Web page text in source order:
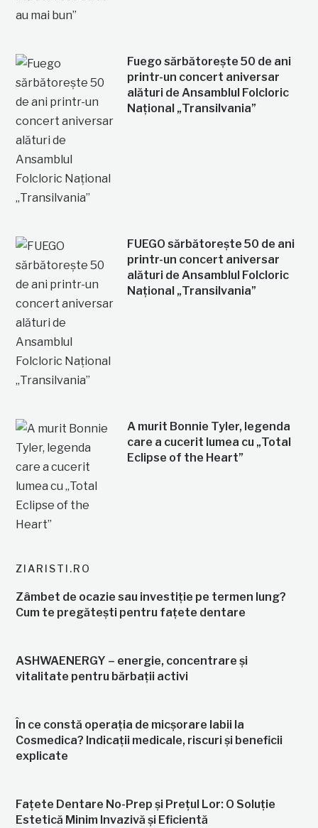
Fuego sărbătorește 50 de ani
printr-un concert aniversar
alături de Ansamblul Folcloric
Național „Transilvania”
FUEGO sărbătorește 50 de ani
printr-un concert aniversar
alături de Ansamblul Folcloric
Național „Transilvania”
A murit Bonnie Tyler, legenda
care a cucerit lumea cu „Total
Eclipse of the Heart”
ZIARISTI.RO
Zâmbet de ocazie sau investiție pe termen lung?
Cum te pregătești pentru fațete dentare
ASHWAENERGY – energie, concentrare și
vitalitate pentru bărbații activi
În ce constă operația de micșorare labii la
Cosmedica? Indicații medicale, riscuri și beneficii
explicate
Fațete Dentare No-Prep și Prețul Lor: O Soluție
Estetică Minim Invazivă și Eficientă